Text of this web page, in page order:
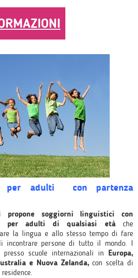
per adulti con partenza
propone soggiorni linguistici con
per adulti di qualsiasi età che
la lingua e allo stesso tempo di fare
incontrare persone di tutto il mondo. I
scuole internazionali in Europa,
e Nuova Zelanda,con scelta di